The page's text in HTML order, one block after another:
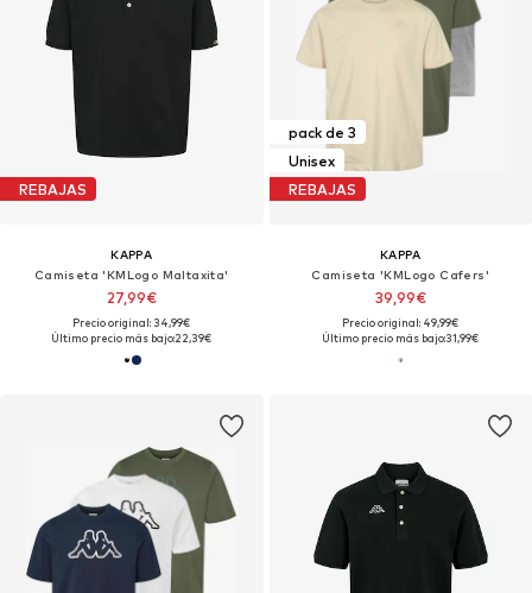
REBAJAS
KAPPA
Camiseta 'KMLogo Maltaxita'
27,99€
Precio original: 34,99€
Último precio más bajo:22,39€
pack de 3
Unisex
REBAJAS
KAPPA
Camiseta 'KMLogo Cafers'
39,99€
Precio original: 49,99€
Último precio más bajo:31,99€